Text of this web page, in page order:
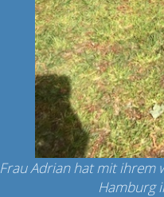
Frau Adrian hat mit ihrem
Hamburg